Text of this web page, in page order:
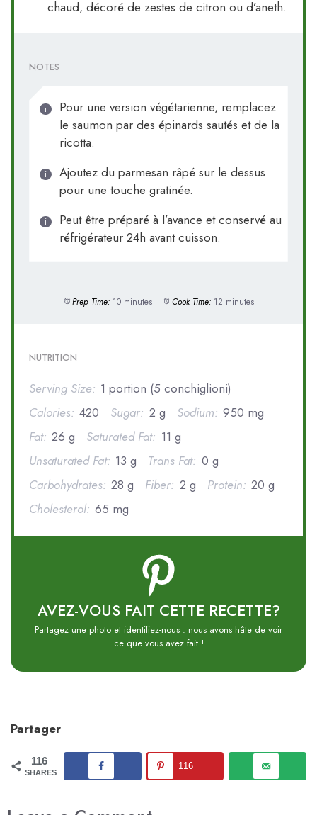
chaud, décoré de zestes de citron ou d’aneth.
NOTES
Pour une version végétarienne, remplacez
le saumon par des épinards sautés et de la
ricotta.
Ajoutez du parmesan râpé sur le dessus
pour une touche gratinée.
Peut être préparé à l’avance et conservé au
réfrigérateur 24h avant cuisson.
Prep Time: 10 minutes Cook Time: 12 minutes
NUTRITION
Serving Size: 1 portion (5 conchiglioni)
Calories: 420 Sugar: 2 g Sodium: 950 mg
Fat: 26 g Saturated Fat: 11 g
Unsaturated Fat: 13 g Trans Fat: 0 g
Carbohydrates: 28 g Fiber: 2 g Protein: 20 g
Cholesterol: 65 mg
AVEZ-VOUS FAIT CETTE RECETTE?
Partagez une photo et identifiez-nous : nous avons hâte de voir
ce que vous avez fait !
Partager
116
SHARES
116